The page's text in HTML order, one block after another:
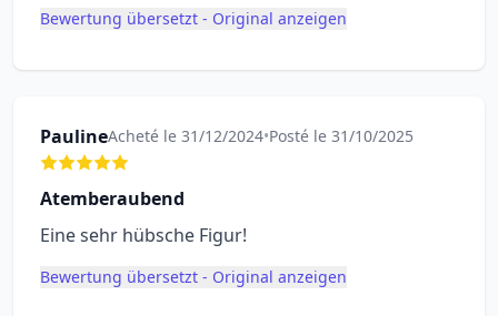
Bewertung übersetzt - Original anzeigen
PaulineAcheté le 31/12/2024•Posté le 31/10/2025
Atemberaubend
Eine sehr hübsche Figur!
Bewertung übersetzt - Original anzeigen